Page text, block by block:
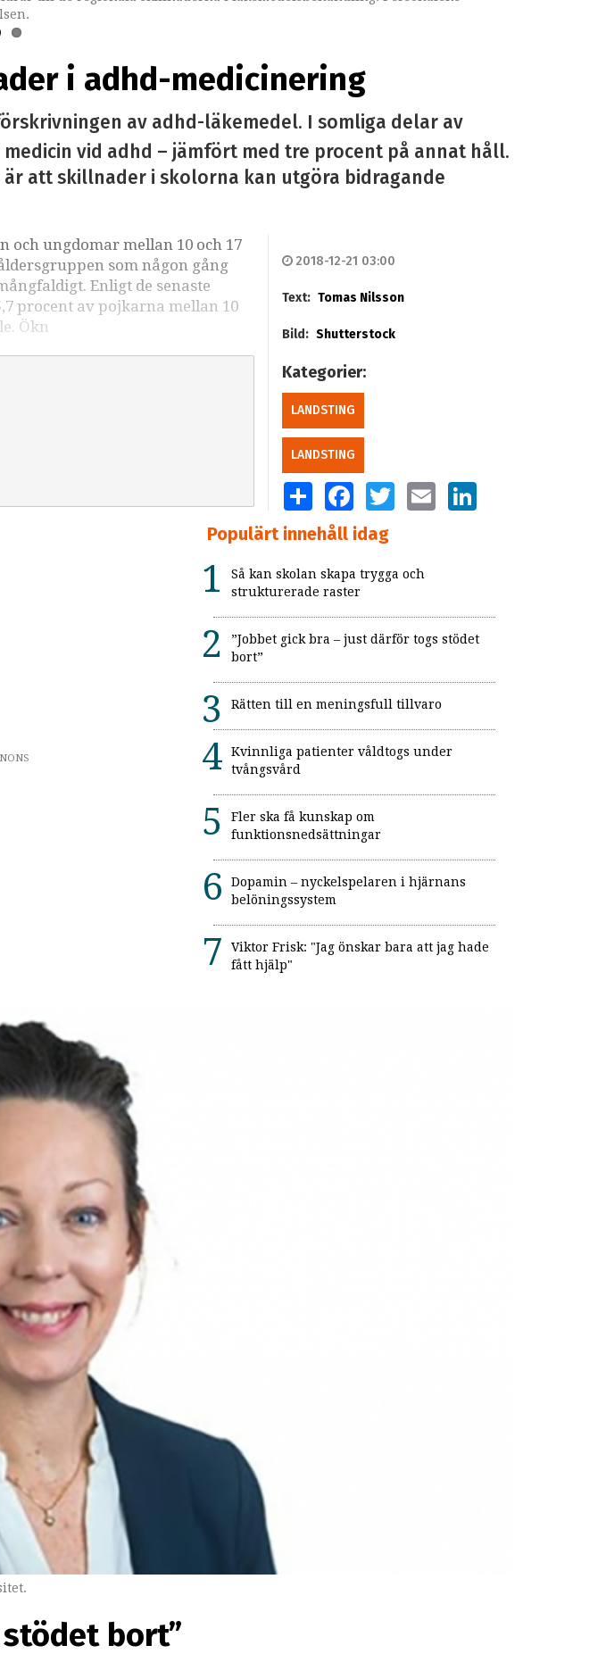
i adhd-medicinering
av adhd-läkemedel. I somliga delar av
vid adhd – jämfört med tre procent på annat håll.
att skillnader i skolorna kan utgöra bidragande
ungdomar mellan 10 och 17
som någon gång
Enligt de senaste
procent av pojkarna mellan 10
Ökn
2018-12-21 03:00
Text: Tomas Nilsson
Bild: Shutterstock
Kategorier:
LANDSTING
LANDSTING
SHARE FACEBOOKTWITTEREMAIL LINKEDIN
Populärt innehåll idag
Så kan skolan skapa trygga och
strukturerade raster
”Jobbet gick bra – just därför togs stödet
bort”
Rätten till en meningsfull tillvaro
Kvinnliga patienter våldtogs under
tvångsvård
Fler ska få kunskap om
funktionsnedsättningar
Dopamin – nyckelspelaren i hjärnans
belöningssystem
Viktor Frisk: "Jag önskar bara att jag hade
fått hjälp"
bort”